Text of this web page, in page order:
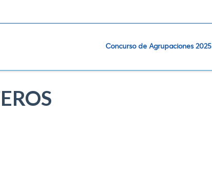
Concurso de Agrupaciones 2025